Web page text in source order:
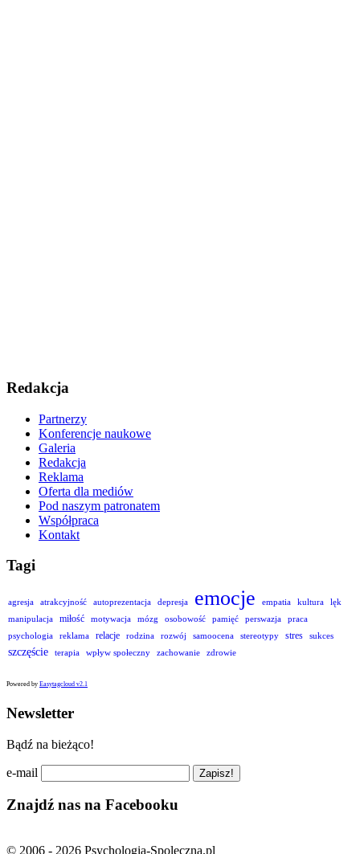
Redakcja
Partnerzy
Konferencje naukowe
Galeria
Redakcja
Reklama
Oferta dla mediów
Pod naszym patronatem
Współpraca
Kontakt
Tagi
agresja atrakcyjność autoprezentacja depresja emocje empatia kultura
lęk
manipulacja
miłość motywacja mózg osobowość pamięć perswazja
praca
psychologia
reklama relacje rodzina rozwój samoocena stereotypy stres sukces
szczęście terapia wpływ społeczny zachowanie zdrowie
Powered by Easytagcloud v2.1
Newsletter
Bądź na bieżąco!
e-mail
Znajdź nas na Facebooku
© 2006 - 2026 Psychologia-Spoleczna.pl